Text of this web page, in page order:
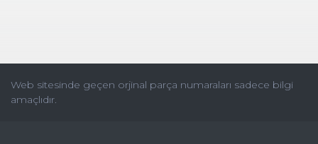
Web sitesinde geçen orjinal parça numaraları sadece bilgi
amaçlıdır.